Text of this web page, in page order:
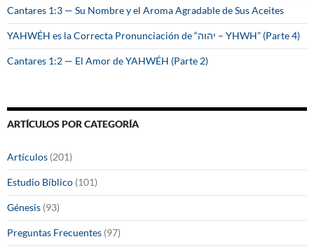
Cantares 1:3 — Su Nombre y el Aroma Agradable de Sus Aceites
YAHWÉH es la Correcta Pronunciación de “יהוה – YHWH” (Parte 4)
Cantares 1:2 — El Amor de YAHWÉH (Parte 2)
ARTÍCULOS POR CATEGORÍA
Artículos (201)
Estudio Bíblico (101)
Génesis (93)
Preguntas Frecuentes (97)